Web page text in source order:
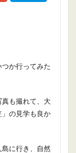
か行ってみた
も撮れて、大
の見学も良か
に行き、自然